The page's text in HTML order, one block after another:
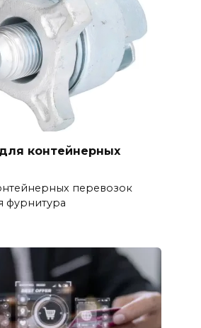
контейнерных
перевозок
фурнитура